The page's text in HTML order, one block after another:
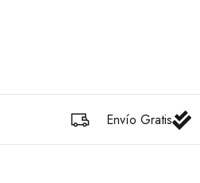
Envío Gratis